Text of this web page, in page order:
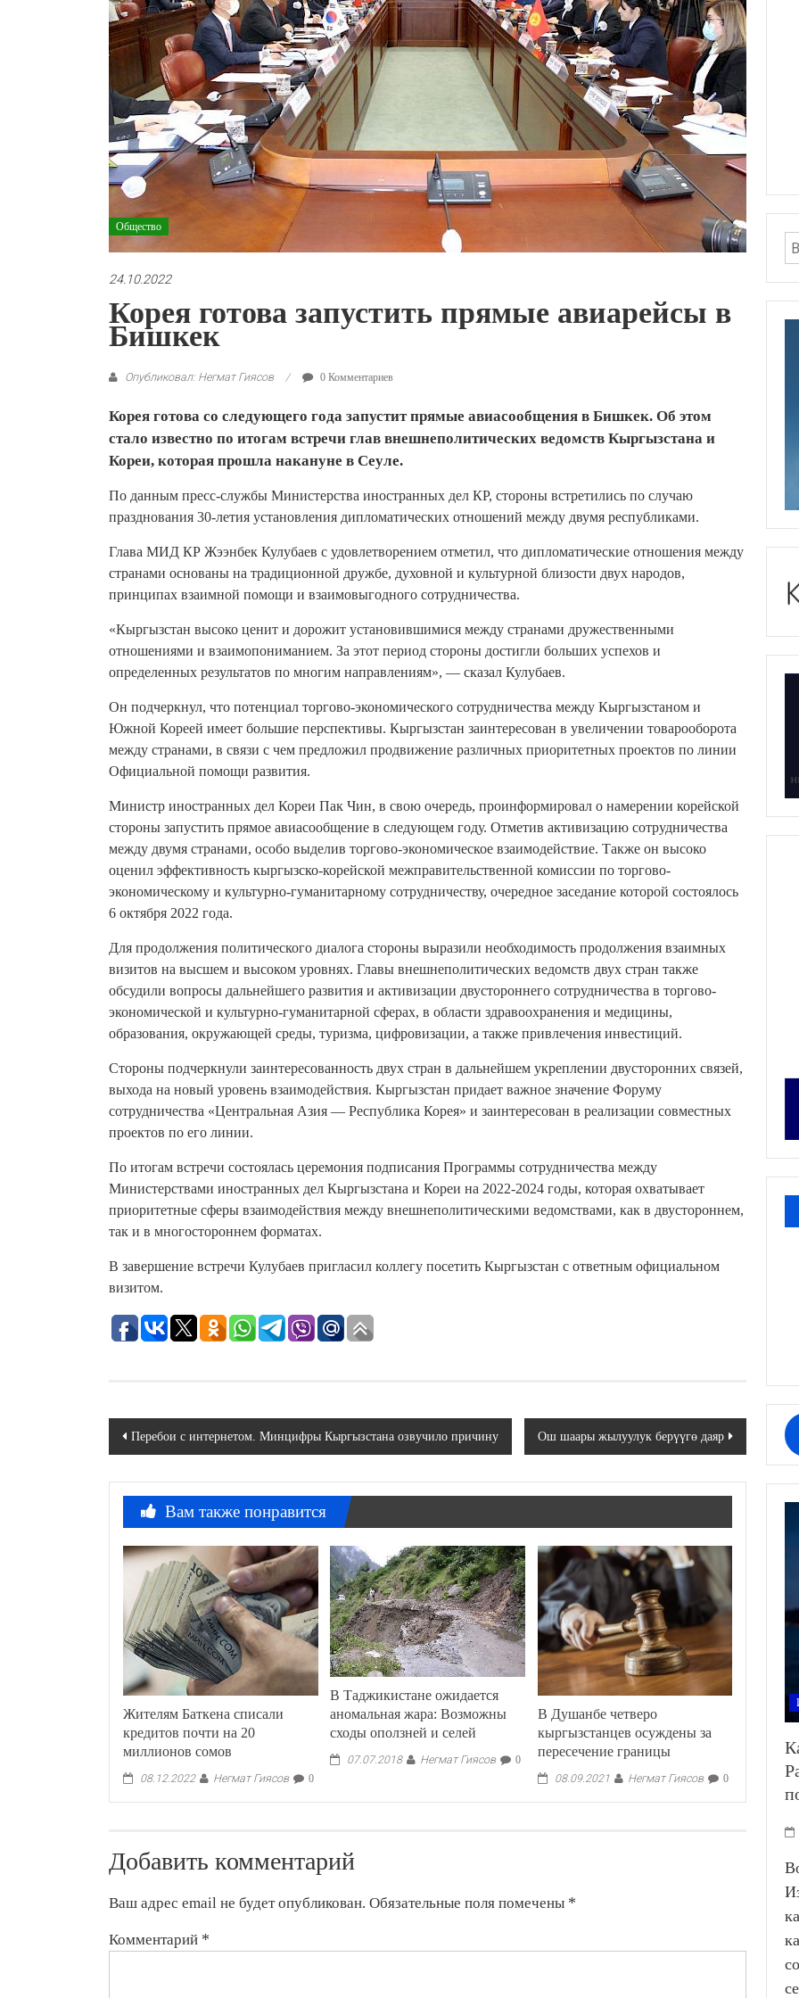
Общество
24.10.2022
Корея готова запустить прямые авиарейсы в
Бишкек
Опубликовал: Негмат Гиясов 0 Комментариев
Корея готова со следующего года запустит прямые авиасообщения в Бишкек. Об этом
стало известно по итогам встречи глав внешнеполитических ведомств Кыргызстана и
Кореи, которая прошла накануне в Сеуле.
По данным пресс-службы Министерства иностранных дел КР, стороны встретились по случаю
празднования 30-летия установления дипломатических отношений между двумя республиками.
Глава МИД КР Жээнбек Кулубаев с удовлетворением отметил, что дипломатические отношения между
странами основаны на традиционной дружбе, духовной и культурной близости двух народов,
принципах взаимной помощи и взаимовыгодного сотрудничества.
«Кыргызстан высоко ценит и дорожит установившимися между странами дружественными
отношениями и взаимопониманием. За этот период стороны достигли больших успехов и
определенных результатов по многим направлениям», — сказал Кулубаев.
Он подчеркнул, что потенциал торгово-экономического сотрудничества между Кыргызстаном и
Южной Кореей имеет большие перспективы. Кыргызстан заинтересован в увеличении товарооборота
между странами, в связи с чем предложил продвижение различных приоритетных проектов по линии
Официальной помощи развития.
Министр иностранных дел Кореи Пак Чин, в свою очередь, проинформировал о намерении корейской
стороны запустить прямое авиасообщение в следующем году. Отметив активизацию сотрудничества
между двумя странами, особо выделив торгово-экономическое взаимодействие. Также он высоко
оценил эффективность кыргызско-корейской межправительственной комиссии по торгово-
экономическому и культурно-гуманитарному сотрудничеству, очередное заседание которой состоялось
6 октября 2022 года.
Для продолжения политического диалога стороны выразили необходимость продолжения взаимных
визитов на высшем и высоком уровнях. Главы внешнеполитических ведомств двух стран также
обсудили вопросы дальнейшего развития и активизации двустороннего сотрудничества в торгово-
экономической и культурно-гуманитарной сферах, в области здравоохранения и медицины,
образования, окружающей среды, туризма, цифровизации, а также привлечения инвестиций.
Стороны подчеркнули заинтересованность двух стран в дальнейшем укреплении двусторонних связей,
выхода на новый уровень взаимодействия. Кыргызстан придает важное значение Форуму
сотрудничества «Центральная Азия — Республика Корея» и заинтересован в реализации совместных
проектов по его линии.
По итогам встречи состоялась церемония подписания Программы сотрудничества между
Министерствами иностранных дел Кыргызстана и Кореи на 2022-2024 годы, которая охватывает
приоритетные сферы взаимодействия между внешнеполитическими ведомствами, как в двустороннем,
так и в многостороннем форматах.
В завершение встречи Кулубаев пригласил коллегу посетить Кыргызстан с ответным официальном
визитом.
Навигация
записям
Перебои с интернетом. Минцифры Кыргызстана озвучило причину Ош шаары жылуулук берүүгө даяр
Вам также понравится
Жителям Баткена списали
кредитов почти на 20
миллионов сомов
08.12.2022 Негмат Гиясов 0
В Таджикистане ожидается
аномальная жара: Возможны
сходы оползней и селей
07.07.2018 Негмат Гиясов 0
В Душанбе четверо
кыргызстанцев осуждены за
пересечение границы
08.09.2021 Негмат Гиясов 0
Добавить комментарий
Ваш адрес email не будет опубликован. Обязательные поля помечены *
Комментарий *